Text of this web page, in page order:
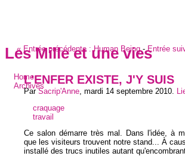
Les Mille et une vies
Home
Archives
« Entrée précédente :Human Being -Entrée
L'ENFER EXISTE, J'Y SUIS
ParSacrip'Anne mardi 14 septembre 2010
craquage
travail
Ce salon démarre très mal. Dans l'idée, à
que les visiteurs trouvent notre stand... À
installé des trucs inutiles autant